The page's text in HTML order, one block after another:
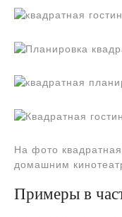
На фото
домашним
Примеры в